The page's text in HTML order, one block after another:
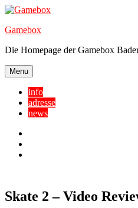
Skip
content
Gamebox
Die Homepage der Gamebox
Menu
info
adresse
news
Skate 2 – Video